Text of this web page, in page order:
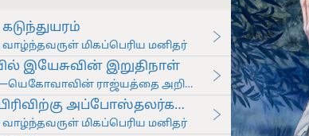
வாழ்ந்தவருள் மிகப்பெரிய மனிதர்
இயேசுவின் இறுதிநாள்
ராஜ்யத்தை அறிவிக்கிறது-1999
அப்போஸ்தலர்களை தயாரித்தல்
வாழ்ந்தவருள் மிகப்பெரிய மனிதர்